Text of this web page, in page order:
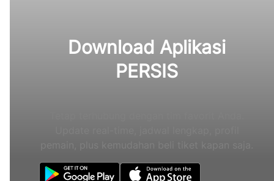
Download Aplikasi
PERSIS